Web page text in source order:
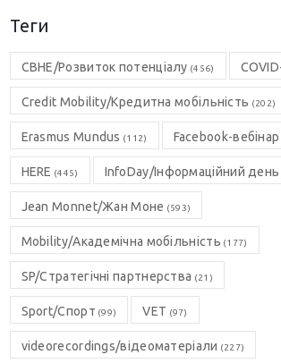
Теги
CBHE/Розвиток потенціалу (456)
Credit Mobility/Кредитна мобільність (202)
Erasmus Mundus (112) Facebook-вебінар
HERE (445) InfoDay/Інформаційний день
Jean Monnet/Жан Моне (593)
Mobility/Академічна мобільність (177)
SP/Стратегічні партнерства (21)
Sport/Спорт (99) VET (97)
videorecordings/відеоматеріали (227)